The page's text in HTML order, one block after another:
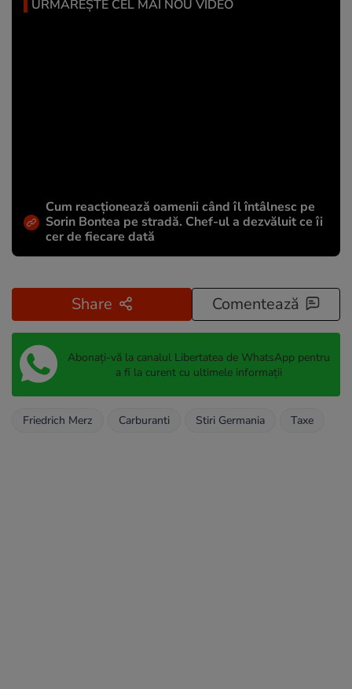
URMĂREȘTE CEL MAI NOU VIDEO
Cum reacționează oamenii când îl întâlnesc pe
Sorin Bontea pe stradă. Chef-ul a dezvăluit ce îi
cer de fiecare dată
Share Comentează
Abonați-vă la canalul Libertatea de WhatsApp pentru
a fi la curent cu ultimele informații
Friedrich Merz Carburanti Stiri Germania Taxe